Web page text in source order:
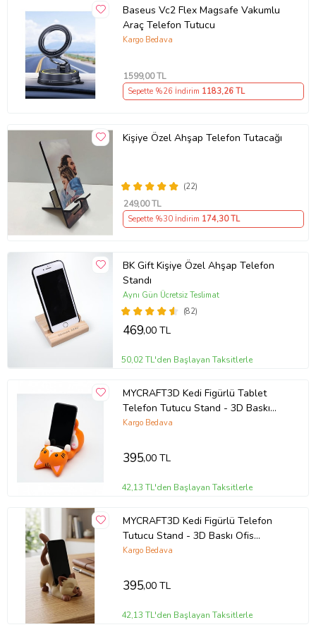
Baseus Vc2 Flex Magsafe Vakumlu
Araç Telefon Tutucu
Kargo Bedava
1599,00 TL
Sepette %26 İndirim 1183,26 TL
Kişiye Özel Ahşap Telefon Tutacağı
(22)
249,00 TL
Sepette %30 İndirim 174,30 TL
BK Gift Kişiye Özel Ahşap Telefon
Standı
(82)
Aynı Gün Ücretsiz Teslimat
469,00 TL
50,02 TL'den Başlayan Taksitlerle
MYCRAFT3D Kedi Figürlü Tablet
Telefon Tutucu Stand - 3D Baskı
Ofis Masaüstü Aksesuarı ve Biblo
Kargo Bedava
395,00 TL
42,13 TL'den Başlayan Taksitlerle
MYCRAFT3D Kedi Figürlü Telefon
Tutucu Stand - 3D Baskı Ofis
Masaüstü Aksesuarı ve Biblo
Kargo Bedava
395,00 TL
42,13 TL'den Başlayan Taksitlerle